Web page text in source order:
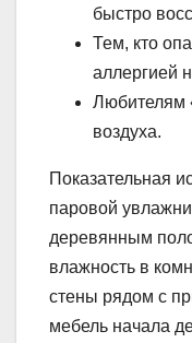
быстро
Тем, кто
аллергией
Любителям
воздуха.
Показательная
паровой
деревянным
влажность в
стены рядом с
мебель начала